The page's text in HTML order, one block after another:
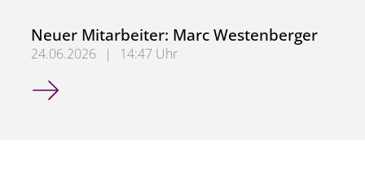
Neuer Mitarbeiter: Marc Westenberger
24.06.2026 |
14:47 Uhr
Neuer Mitarbeiter: Marc Westenberger